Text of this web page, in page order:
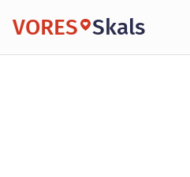
VORES Skals